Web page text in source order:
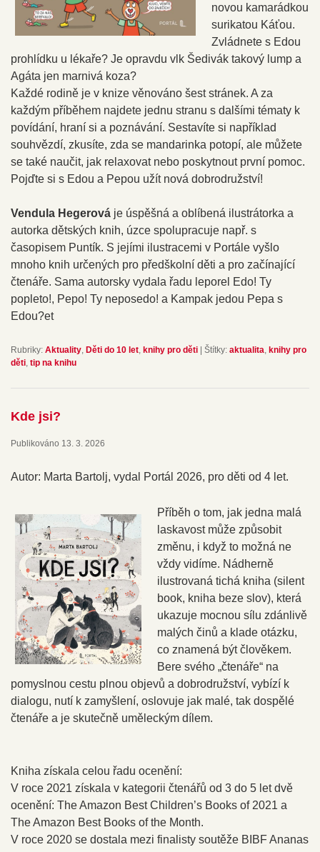
novou kamarádkou
surikatou Káťou.
Zvládnete s Edou
prohlídku u lékaře? Je opravdu vlk Šedivák takový lump a
Agáta jen marnivá koza?
Každé rodině je v knize věnováno šest stránek. A za
každým příběhem najdete jednu stranu s dalšími tématy k
povídání, hraní si a poznávání. Sestavíte si například
souhvězdí, zkusíte, zda se mandarinka potopí, ale můžete
se také naučit, jak relaxovat nebo poskytnout první pomoc.
Pojďte si s Edou a Pepou užít nová dobrodružství!
Vendula Hegerová je úspěšná a oblíbená ilustrátorka a
autorka dětských knih, úzce spolupracuje např. s
časopisem Puntík. S jejími ilustracemi v Portále vyšlo
mnoho knih určených pro předškolní děti a pro začínající
čtenáře. Sama autorsky vydala řadu leporel Edo! Ty
popleto!, Pepo! Ty neposedo! a Kampak jedou Pepa s
Edou?et
Rubriky: Aktuality Děti do 10 let knihy pro děti | Štítky: aktualita knihy pro
děti tip na knihu
Kde jsi?
Publikováno 13. 3. 2026
Autor: Marta Bartolj, vydal Portál 2026, pro děti od 4 let.
Příběh o tom, jak jedna malá
laskavost může způsobit
změnu, i když to možná ne
vždy vidíme. Nádherně
ilustrovaná tichá kniha (silent
book, kniha beze slov), která
ukazuje mocnou sílu zdánlivě
malých činů a klade otázku,
co znamená být člověkem.
Bere svého „čtenáře“ na
pomyslnou cestu plnou objevů a dobrodružství, vybízí k
dialogu, nutí k zamyšlení, oslovuje jak malé, tak dospělé
čtenáře a je skutečně uměleckým dílem.
Kniha získala celou řadu ocenění:
V roce 2021 získala v kategorii čtenářů od 3 do 5 let dvě
ocenění: The Amazon Best Children’s Books of 2021 a
The Amazon Best Books of the Month.
V roce 2020 se dostala mezi finalisty soutěže BIBF Ananas